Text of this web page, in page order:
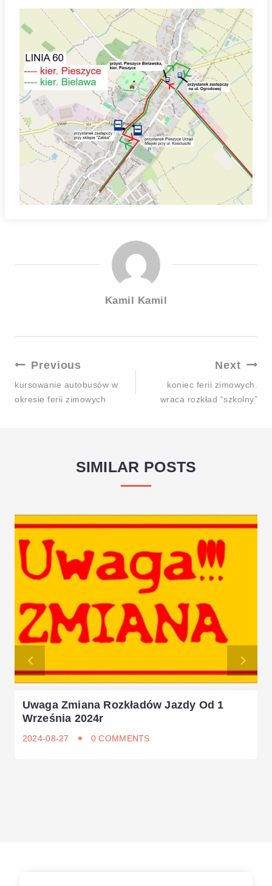
Kamil Kamil
Nawigacja
Previous
kursowanie autobusów w
okresie ferii zimowych
Next
koniec ferii zimowych.
wraca rozkład “szkolny”
SIMILAR POSTS
Uwaga Zmiana Rozkładów Jazdy Od 1
Września 2024r
2024-08-27 0 COMMENTS